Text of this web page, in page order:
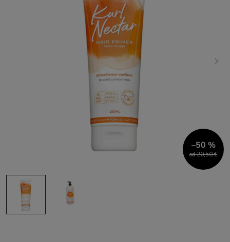
od 20,50 €
–50 %